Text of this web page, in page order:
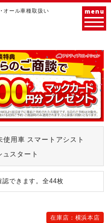
オール車種取扱い menu
使用車 スマートアシスト
スタート
認できます。全44枚
在庫店：横浜本店